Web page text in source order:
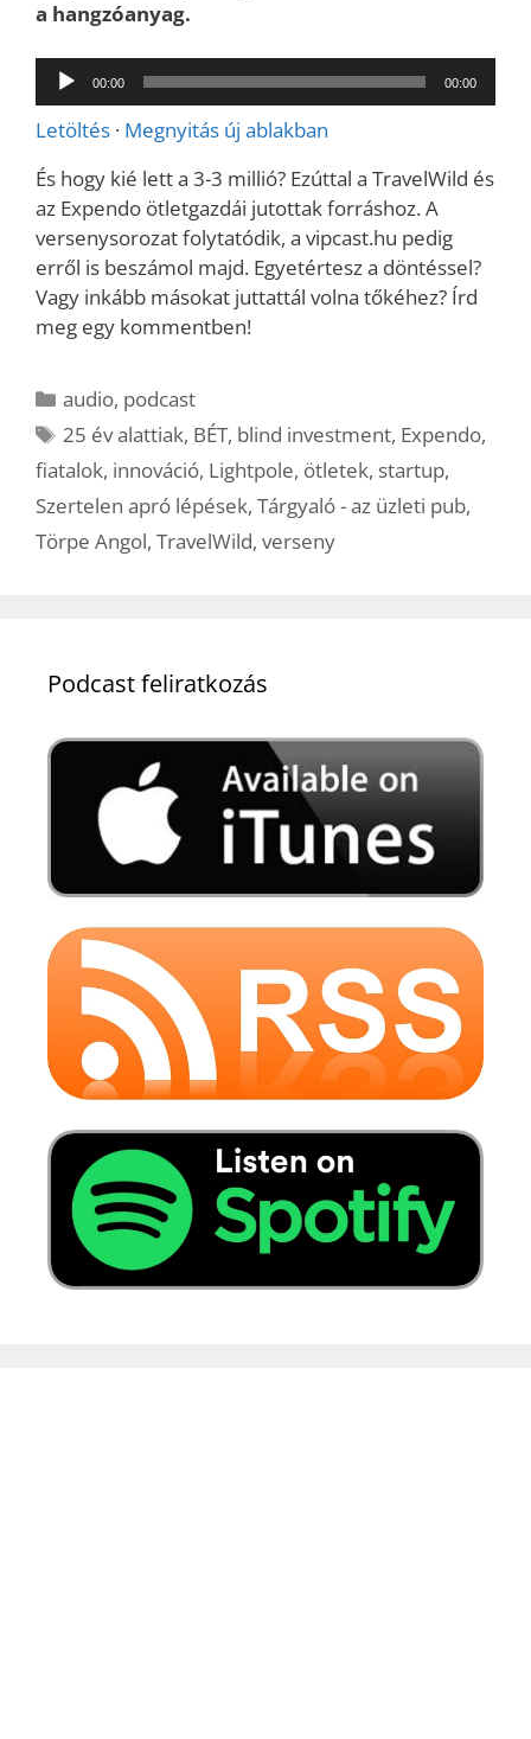
a hangzóanyag.
Audió
lejátszó
00:00 00:00
Letöltés · Megnyitás új ablakban
És hogy kié lett a 3-3 millió? Ezúttal a TravelWild és
az Expendo ötletgazdái jutottak forráshoz. A
versenysorozat folytatódik, a vipcast.hu pedig
erről is beszámol majd. Egyetértesz a döntéssel?
Vagy inkább másokat juttattál volna tőkéhez? Írd
meg egy kommentben!
Kategória
audio, podcast
Címkék
25 év alattiak, BÉT, blind investment, Expendo,
fiatalok, innováció, Lightpole, ötletek, startup,
Szertelen apró lépések, Tárgyaló - az üzleti pub,
Törpe Angol, TravelWild, verseny
Podcast feliratkozás